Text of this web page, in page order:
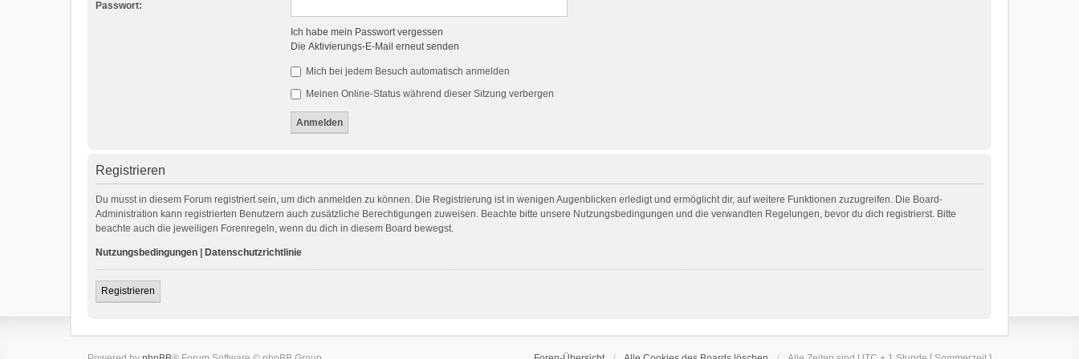
Passwort:
Ich habe mein Passwort vergessen
Die Aktivierungs-E-Mail erneut senden
Mich bei jedem Besuch automatisch anmelden
Meinen Online-Status während dieser Sitzung verbergen
Registrieren
Du musst in diesem Forum registriert sein, um dich anmelden zu können. Die Registrierung ist in wenigen Augenblicken erledigt und ermöglicht dir, auf weitere Funktionen zuzugreifen. Die Board-
Administration kann registrierten Benutzern auch zusätzliche Berechtigungen zuweisen. Beachte bitte unsere Nutzungsbedingungen und die verwandten Regelungen, bevor du dich registrierst. Bitte
beachte auch die jeweiligen Forenregeln, wenn du dich in diesem Board bewegst.
Nutzungsbedingungen Datenschutzrichtlinie
Registrieren